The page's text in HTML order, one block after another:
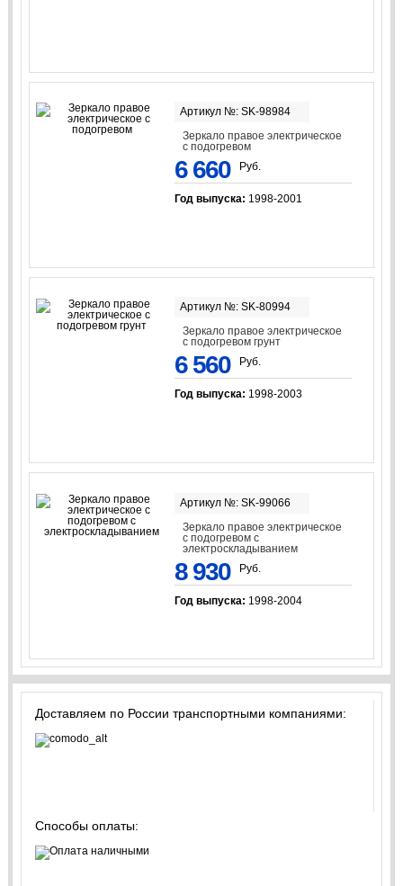
Артикул №: SK-98984
Зеркало правое электрическое
с подогревом
6 660 Руб.
Год выпуска: 1998-2001
Артикул №: SK-80994
Зеркало правое электрическое
с подогревом грунт
6 560 Руб.
Год выпуска: 1998-2003
Артикул №: SK-99066
Зеркало правое электрическое
с подогревом с
электроскладыванием
8 930 Руб.
Год выпуска: 1998-2004
Доставляем по России транспортными компаниями:
Способы оплаты: